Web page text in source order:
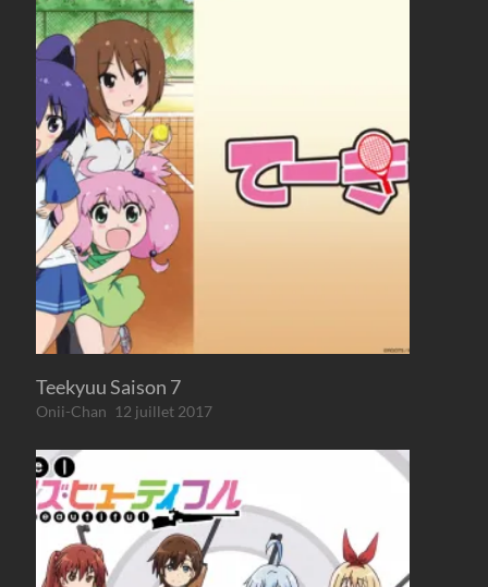
Teekyuu Saison 7
Onii-Chan 12 juillet 2017